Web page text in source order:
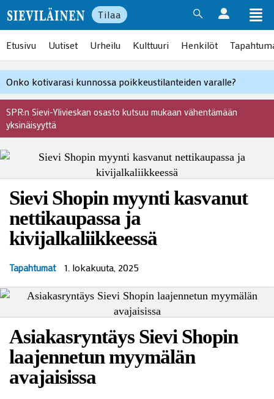
Tilaa
Etusivu Uutiset Urheilu Kulttuuri Henkilöt
Onko kotivarasi kunnossa poikkeustilanteiden varalle?
SPR:n Sievi-Ylivieskan osasto kutsuu mukaan vähentämään
yksinäisyyttä
Sievi Shopin myynti kasvanut
nettikaupassa ja
kivijalkaliikkeessä
Tapahtumat 1. lokakuuta, 2025
Asiakasryntäys Sievi Shopin
laajennetun myymälän
avajaisissa